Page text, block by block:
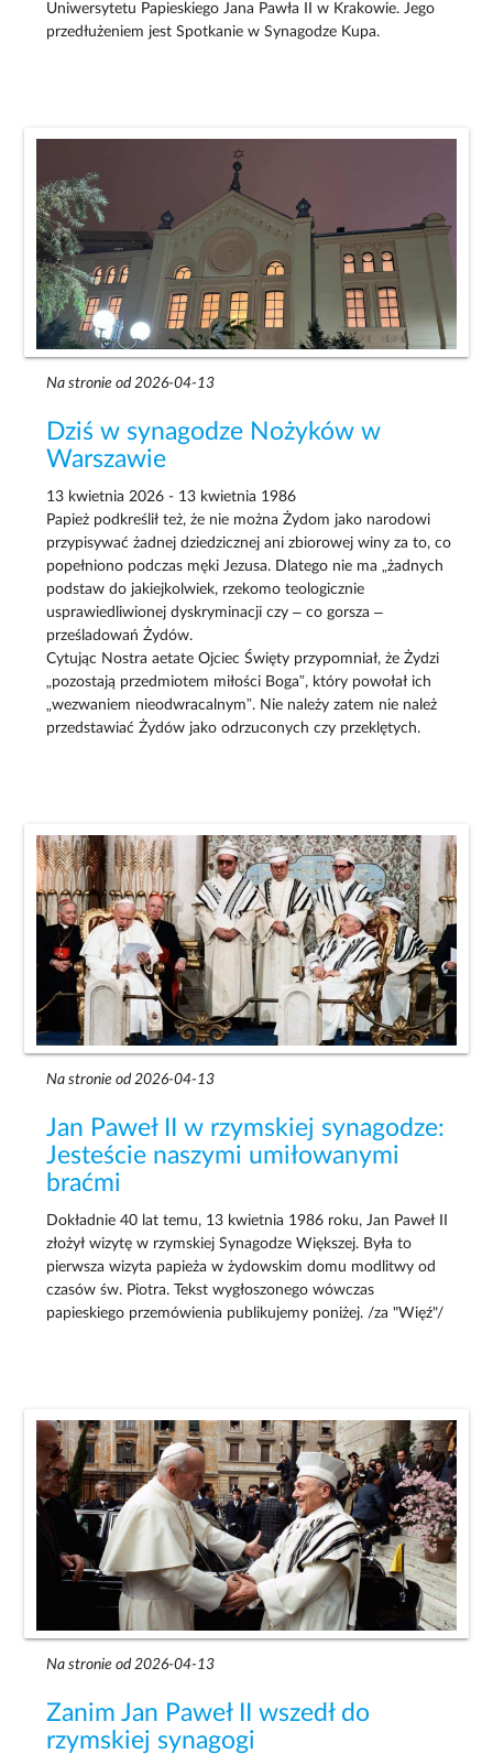
Uniwersytetu Papieskiego Jana Pawła II w Krakowie. Jego
przedłużeniem jest Spotkanie w Synagodze Kupa.
Na stronie od 2026-04-13
Dziś w synagodze Nożyków w
Warszawie
13 kwietnia 2026 - 13 kwietnia 1986
Papież podkreślił też, że nie można Żydom jako narodowi
przypisywać żadnej dziedzicznej ani zbiorowej winy za to, co
popełniono podczas męki Jezusa. Dlatego nie ma „żadnych
podstaw do jakiejkolwiek, rzekomo teologicznie
usprawiedliwionej dyskryminacji czy – co gorsza –
prześladowań Żydów.
Cytując Nostra aetate Ojciec Święty przypomniał, że Żydzi
„pozostają przedmiotem miłości Boga”, który powołał ich
„wezwaniem nieodwracalnym”. Nie należy zatem nie należ
przedstawiać Żydów jako odrzuconych czy przeklętych.
Na stronie od 2026-04-13
Jan Paweł II w rzymskiej synagodze:
Jesteście naszymi umiłowanymi
braćmi
Dokładnie 40 lat temu, 13 kwietnia 1986 roku, Jan Paweł II
złożył wizytę w rzymskiej Synagodze Większej. Była to
pierwsza wizyta papieża w żydowskim domu modlitwy od
czasów św. Piotra. Tekst wygłoszonego wówczas
papieskiego przemówienia publikujemy poniżej. /za "Więź"/
Na stronie od 2026-04-13
Zanim Jan Paweł II wszedł do
rzymskiej synagogi